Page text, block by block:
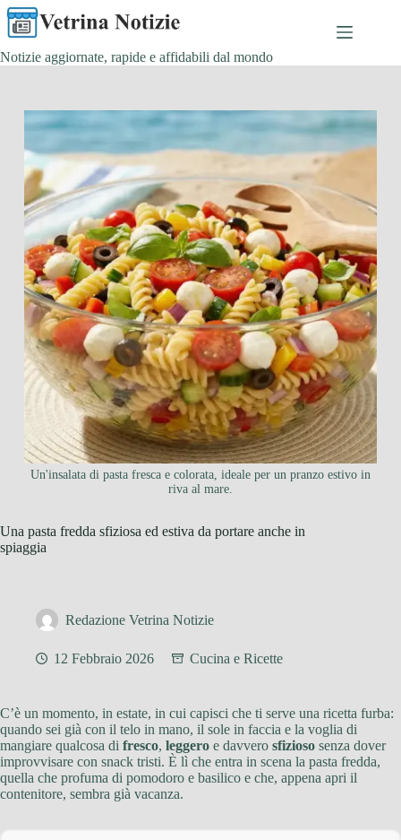
Salta
al
contenuto
Notizie aggiornate, rapide e affidabili dal mondo
Un'insalata di pasta fresca e colorata, ideale per un pranzo estivo in
riva al mare.
Una pasta fredda sfiziosa ed estiva da portare anche in
spiaggia
Redazione Vetrina Notizie
12 Febbraio 2026 Cucina e Ricette
C’è un momento, in estate, in cui capisci che ti serve una ricetta furba:
quando sei già con il telo in mano, il sole in faccia e la voglia di
mangiare qualcosa di fresco, leggero e davvero sfizioso senza dover
improvvisare con snack tristi. È lì che entra in scena la pasta fredda,
quella che profuma di pomodoro e basilico e che, appena apri il
contenitore, sembra già vacanza.